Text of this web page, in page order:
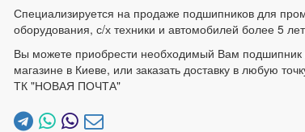
Специализируется на продаже подшипников для
оборудования, с/х техники и автомобилей более 5
Вы можете приобрести необходимый Вам
магазине в Киеве, или заказать доставку в любую
ТК "НОВАЯ ПОЧТА"